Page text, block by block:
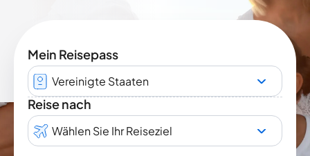
Mein Reisepass
Vereinigte Staaten
Reise nach
Wählen Sie Ihr Reiseziel